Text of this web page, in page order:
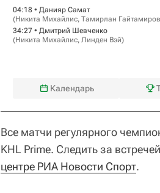
04:18 • Данияр Самат
(Никита Михайлис, Тамирлан Гайтамиров
34:27 • Дмитрий Шевченко
(Никита Михайлис, Линден Вэй)
Календарь
Все матчи регулярного
KHL Prime. Следить за
центре РИА Новости Спорт.